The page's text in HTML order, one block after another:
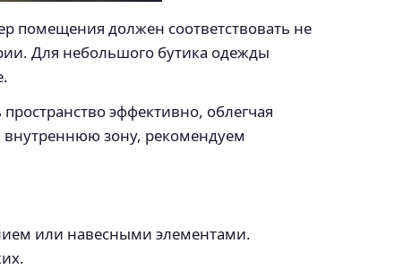
помещения должен соответствовать не
Для небольшого бутика одежды
эффективно, облегчая
внутреннюю зону, рекомендуем
или навесными элементами.